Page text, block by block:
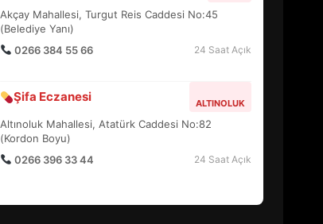
Akçay Mahallesi, Turgut Reis Caddesi No:45
(Belediye Yanı)
0266 384 55 66
24 Saat Açık
Şifa Eczanesi ALTINOLUK
Altınoluk Mahallesi, Atatürk Caddesi No:82
(Kordon Boyu)
0266 396 33 44
24 Saat Açık
6
DEĞİŞTİRİYOR?
7
BURHANİYE
BELEDİYESPOR’DA YENİ
YÖNETİM NASIL ŞEKİLLENDİ?
HAREKETE GEÇİYOR: GÖZLER